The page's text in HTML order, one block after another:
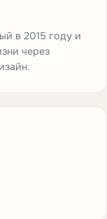
в 2015 году и
через